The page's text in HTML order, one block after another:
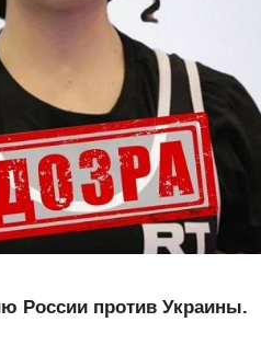
России против Украины.